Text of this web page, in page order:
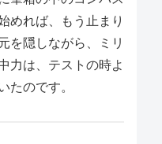
めれば、もう止まり
を隠しながら、ミリ
力は、テストの時よ
たのです。